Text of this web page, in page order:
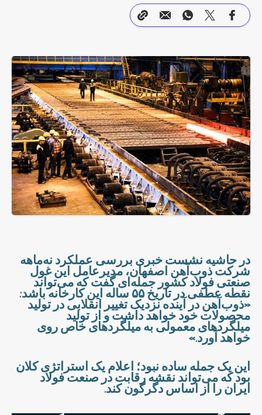
در حاشیه نشست خبری بررسی عملکرد نه‌ماهه
شرکت ذوب‌آهن اصفهان، مدیرعامل این غول
صنعتی فولاد کشور جمله‌ای گفت که می‌تواند
نقطه عطفی در تاریخ ۵۵ ساله این کارخانه باشد:
«ذوب‌آهن در آینده نزدیک تغییر انقلابی در تولید
محصولات خود خواهد داشت و از تولید
میلگردهای معمولی به میلگردهای خاص روی
خواهد آورد.»
این یک جمله ساده نبود؛ اعلام یک استراتژی کلان
بود که می‌تواند نقشه رقابت در صنعت فولاد
ایران را از اساس دگرگون کند.